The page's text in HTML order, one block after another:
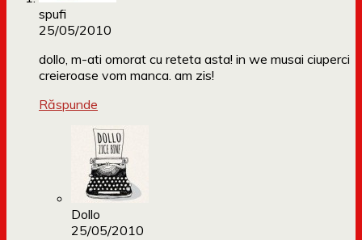
spufi
25/05/2010
dollo, m-ati omorat cu reteta asta! in we musai ciuperci
creieroase vom manca. am zis!
Răspunde
Dollo
25/05/2010